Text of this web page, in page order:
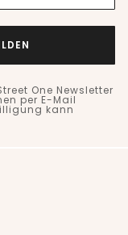
One Newsletter
per E-Mail
kann